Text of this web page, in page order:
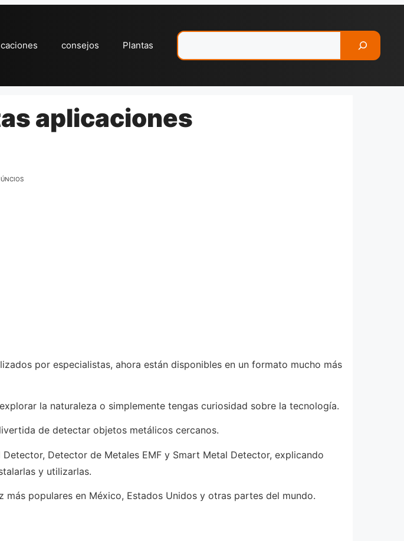
consejos Plantas
aplicaciones
por especialistas, ahora están disponibles en un formato mucho más
la naturaleza o simplemente tengas curiosidad sobre la tecnología.
de detectar objetos metálicos cercanos.
Detector de Metales EMF y Smart Metal Detector, explicando
y utilizarlas.
populares en México, Estados Unidos y otras partes del mundo.